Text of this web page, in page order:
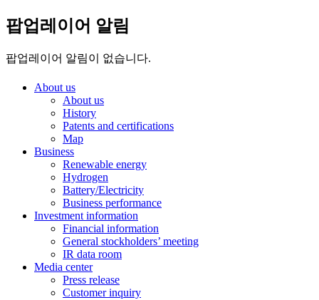
팝업레이어 알림
팝업레이어 알림이 없습니다.
About us
About us
History
Patents and certifications
Map
Business
Renewable energy
Hydrogen
Battery/Electricity
Business performance
Investment information
Financial information
General stockholders’ meeting
IR data room
Media center
Press release
Customer inquiry